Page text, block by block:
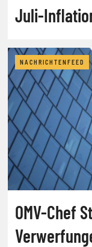
Juli-
NACHRICHTENFEED
OMV-Chef